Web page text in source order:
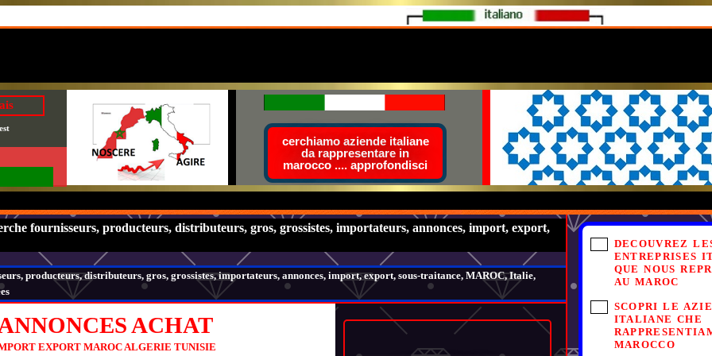
cerchiamo aziende italiane
da rappresentare in
marocco .... approfondisci
DECOUVREZ
ENTREPRISES
QUE NOUS
AU MAROC
SCOPRI LE
ITALIANE CHE
MAROCCO
fournisseurs, producteurs, distributeurs, gros, grossistes, importateurs, annonces, import, export,
producteurs, distributeurs, gros, grossistes, importateurs, annonces, import, export, sous-traitance, MAROC, Italie,
ACHAT
EXPORT MAROC ALGERIE TUNISIE